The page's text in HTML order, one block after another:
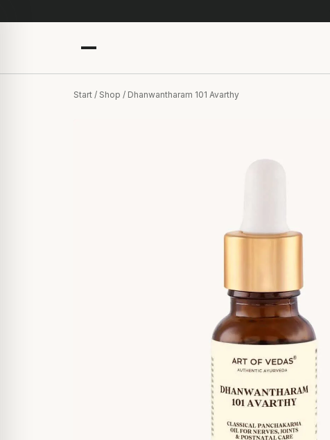
Start / Shop / Dhanwantharam 101 Avarthy